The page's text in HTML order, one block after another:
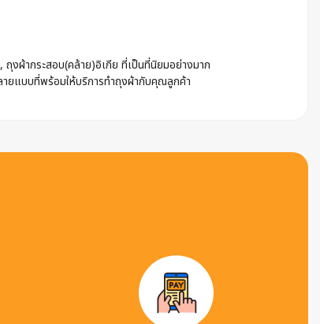
ถุงผ้ากระสอบ(คล้าย)อิเกีย ที่เป็นที่นิยมอย่างมาก
ายแบบที่พร้อมให้บริการทำถุงผ้ากับคุณลูกค้า